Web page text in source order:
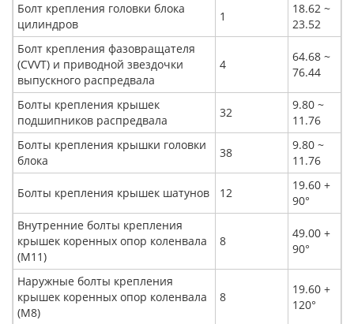
Болт крепления головки блока
цилиндров
1
18.62 ~
23.52
Болт крепления фазовращателя
(CVVT) и приводной звездочки
выпускного распредвала
4
64.68 ~
76.44
Болты крепления крышек
подшипников распредвала
32
9.80 ~
11.76
Болты крепления крышки головки
блока
38
9.80 ~
11.76
Болты крепления крышек шатунов 12
19.60 +
90°
Внутренние болты крепления
крышек коренных опор коленвала
(M11)
8
49.00 +
90°
Наружные болты крепления
крышек коренных опор коленвала
(M8)
8
19.60 +
120°